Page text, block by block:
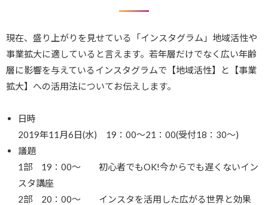
現在、盛り上がりを見せている「インスタグラム」地域活性や
事業拡大に適していると言えます。若年層だけでなく広い年齢
層に影響を与えているインスタグラムで【地域活性】と【事業
拡大】への活用法についてお伝えします。
日時
2019年11月6日(水) 19：00～21：00(受付18：30～)
議題
1部 19：00～ 初心者でもOK!今からでも遅くないイン
スタ講座
2部 20：00～ インスタを活用した広がる世界と効果